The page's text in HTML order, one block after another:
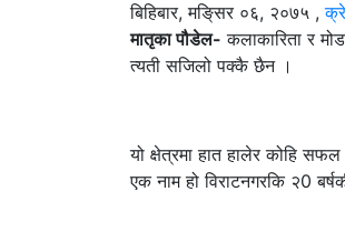
बिहिबार, मङि्सर ०६, २०७५ ,
मातृका पौडेल- कलाकारिता र
त्यती सजिलो पक्कै छैन ।
यो क्षेत्रमा हात हालेर कोहि
एक नाम हो विराटनगरकि २0